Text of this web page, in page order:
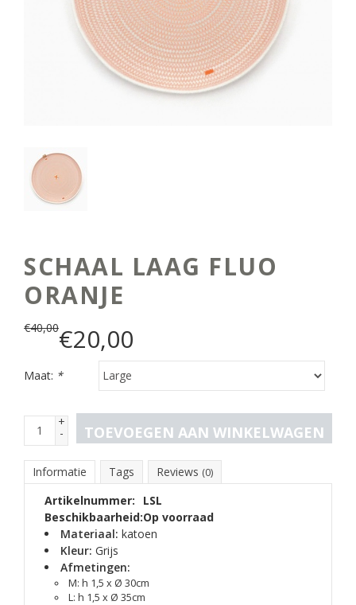
SCHAAL LAAG FLUO
ORANJE
€40,00€20,00
Maat: *
+
- TOEVOEGEN AAN WINKELWAGEN
Informatie Tags Reviews (0)
Artikelnummer:
LSL
Beschikbaarheid:Op voorraad
Materiaal: katoen
Kleur: Grijs
Afmetingen:
M: h 1,5 x Ø 30cm
L: h 1,5 x Ø 35cm